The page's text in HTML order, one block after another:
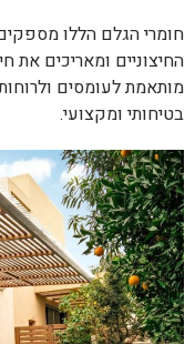
חומרי הגלם הללו
החיצוניים ומאריכים את
מותאמת לעומסים
בטיחותי ומקצועי.